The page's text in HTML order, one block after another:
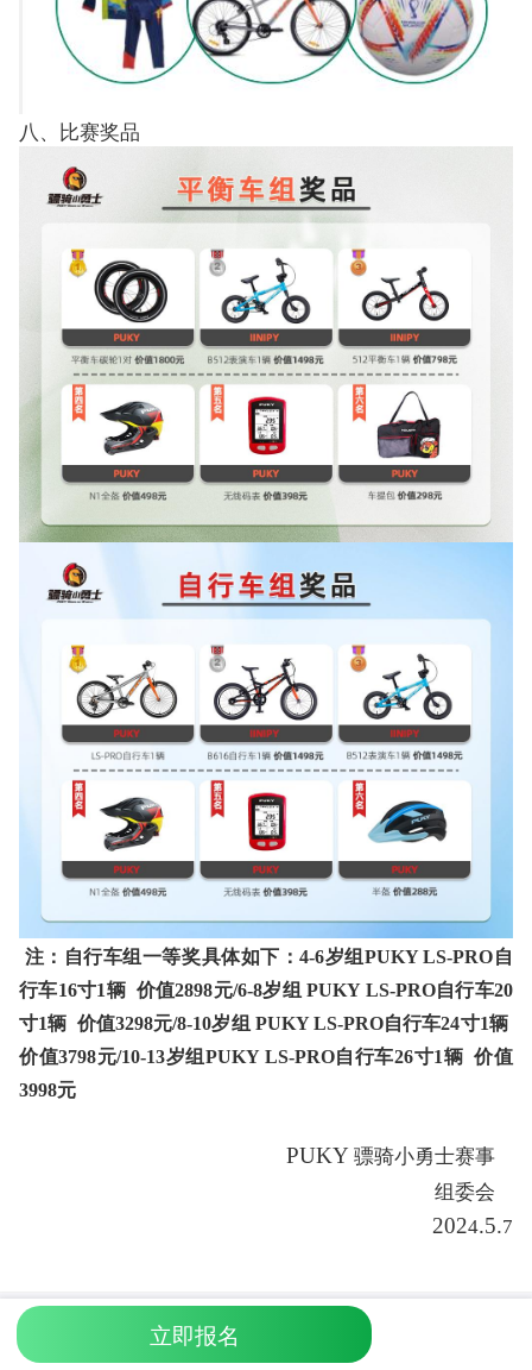
八、比赛奖品
注：自行车组一等奖具体如下：4-6岁组PUKY LS-PRO自
行车16寸1辆 价值2898元/6-8岁组 PUKY LS-PRO自行车20
寸1辆 价值3298元/8-10岁组 PUKY LS-PRO自行车24寸1辆
价值3798元/10-13岁组PUKY LS-PRO自行车26寸1辆 价值
3998元
PUKY 骠骑小勇士赛事
组委会
2024.5.7
立即报名